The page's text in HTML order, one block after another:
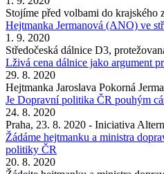
Stojíme před volbami do krajského
Hejtmanka Jermanová (ANO) ve
1. 9. 2020
Středočeská dálnice D3,
Lživá cena dálnice jako argument
29. 8. 2020
Hejtmanka Jaroslava Pokorná
Je Dopravní politika ČR pouhým
24. 8. 2020
Praha, 23. 8. 2020 - Iniciativa
Žádáme hejtmanku a ministra
politiky ČR
20. 8. 2020